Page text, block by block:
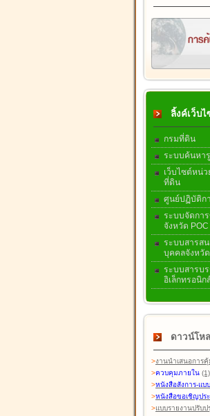
ลิ้งค์เว็บไ
กรมที่ดิน
ระบบค้นหา
เว็บไซต์หน่
ที่ดิน
ศูนย์ปฏิบัติก
ระบบจัดกา
จังหวัด POC
ระบบสารส
บุคคลจังหวัด
ระบบสารบ
อิเล็กทรอนิก
ดาวน์โห
>งานนำเสนอการ
>ควบคุมภายใน (1)
>หนังสือสังการ-แบ
>หนังสือขอเชิญปร
>แบบรายงานปรับ